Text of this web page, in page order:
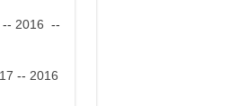
-- 2016 --
-- 2016